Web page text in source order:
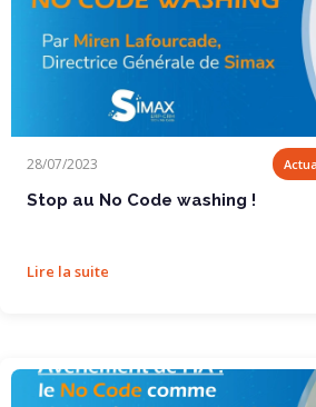
28/07/2023
Stop au No Code washing !
Lire la suite